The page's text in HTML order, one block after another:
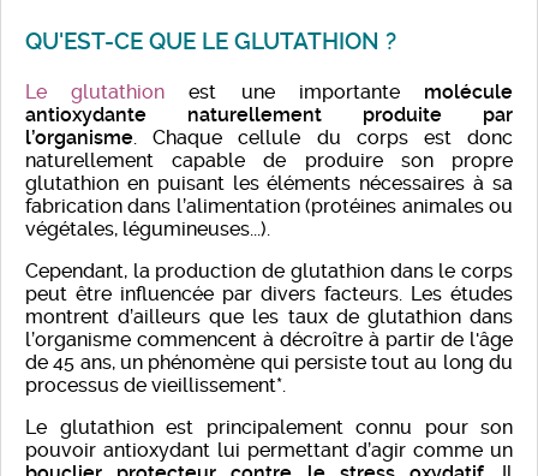
QU'EST-CE QUE LE GLUTATHION ?
Le glutathion est une importante molécule
antioxydante naturellement produite par
l’organisme. Chaque cellule du corps est donc
naturellement capable de produire son propre
glutathion en puisant les éléments nécessaires à sa
fabrication dans l’alimentation (protéines animales ou
végétales, légumineuses...).
Cependant, la production de glutathion dans le corps
peut être influencée par divers facteurs. Les études
montrent d’ailleurs que les taux de glutathion dans
l’organisme commencent à décroître à partir de l'âge
de 45 ans, un phénomène qui persiste tout au long du
processus de vieillissement*.
Le glutathion est principalement connu pour son
pouvoir antioxydant lui permettant d’agir comme un